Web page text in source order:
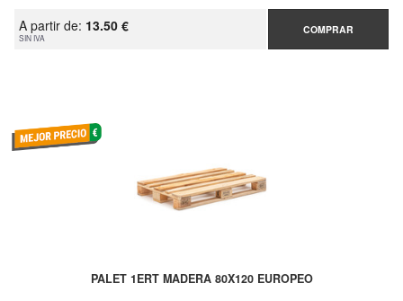
A partir de: 13.50 €
SIN IVA
COMPRAR
PALET 1ERT MADERA 80X120 EUROPEO